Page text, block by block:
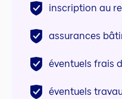
inscription au
assurances
éventuels frais
éventuels